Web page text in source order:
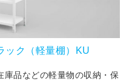
ック（軽量棚）KU
庫品などの軽量物の収納・保